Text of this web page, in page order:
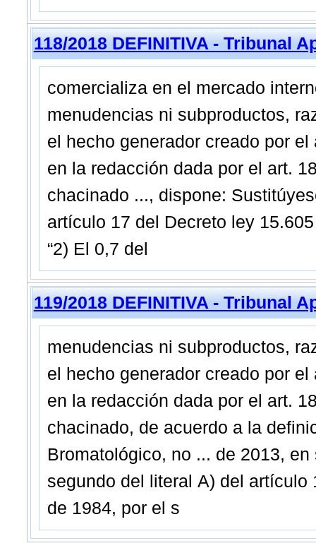
118/2018 DEFINITIVA - Tribunal
comercializa en el mercado
menudencias ni subproductos,
el hecho generador creado por
en la redacción dada por el art.
chacinado ..., dispone:
artículo 17 del Decreto ley
“2) El 0,7 del
119/2018 DEFINITIVA - Tribunal
menudencias ni subproductos,
el hecho generador creado por
en la redacción dada por el art.
chacinado, de acuerdo a la
Bromatológico, no ... de 2013,
segundo del literal A) del
de 1984, por el s